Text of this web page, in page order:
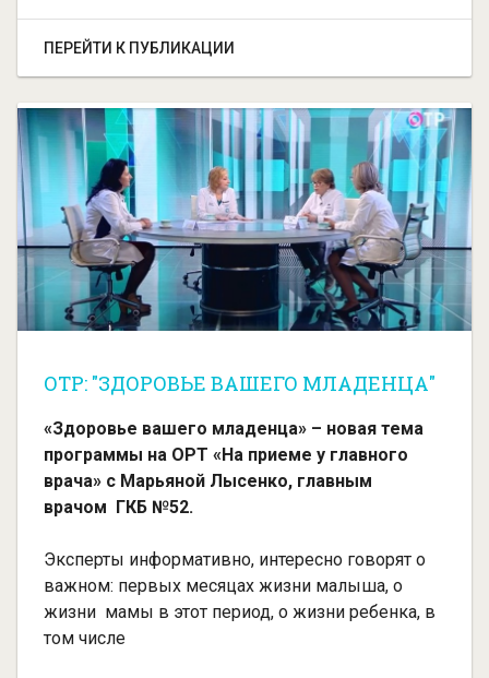
ПЕРЕЙТИ К ПУБЛИКАЦИИ
ОТР: "ЗДОРОВЬЕ ВАШЕГО МЛАДЕНЦА"
«Здоровье вашего младенца» – новая тема
программы на ОРТ «На приеме у главного
врача» с Марьяной Лысенко, главным
врачом ГКБ №52.
Эксперты информативно, интересно говорят о
важном: первых месяцах жизни малыша, о
жизни мамы в этот период, о жизни ребенка, в
том числе